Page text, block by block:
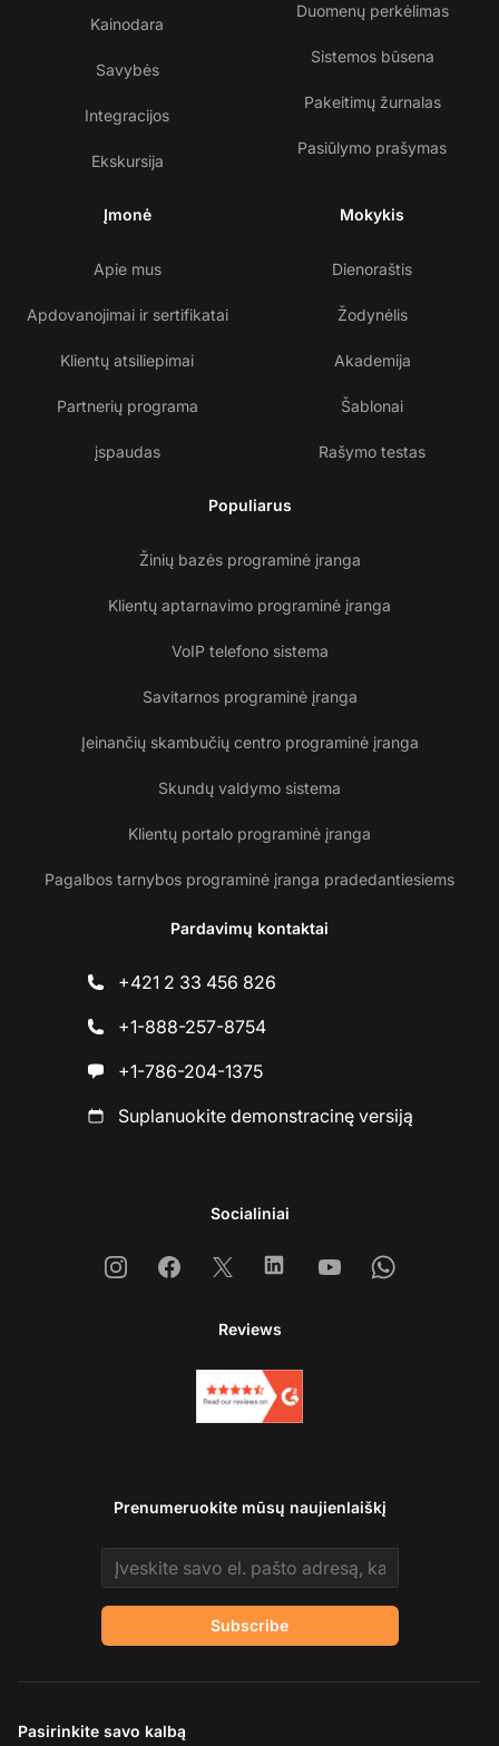
Kainodara
Savybės
Integracijos
Ekskursija
Duomenų perkėlimas
Sistemos būsena
Pakeitimų žurnalas
Pasiūlymo prašymas
Įmonė
Apie mus
Apdovanojimai ir sertifikatai
Klientų atsiliepimai
Partnerių programa
įspaudas
Mokykis
Dienoraštis
Žodynėlis
Akademija
Šablonai
Rašymo testas
Populiarus
Žinių bazės programinė įranga
Klientų aptarnavimo programinė įranga
VoIP telefono sistema
Savitarnos programinė įranga
Įeinančių skambučių centro programinė įranga
Skundų valdymo sistema
Klientų portalo programinė įranga
Pagalbos tarnybos programinė įranga pradedantiesiems
Pardavimų kontaktai
+421 2 33 456 826
+1-888-257-8754
+1-786-204-1375
Suplanuokite demonstracinę versiją
Socialiniai
InstagramFacebook
X LinkedinYoutubeWhatsapp
Reviews
Prenumeruokite mūsų naujienlaiškį
Email address
Subscribe
Pasirinkite savo kalbą